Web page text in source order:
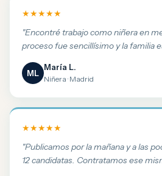
★★★★★
"Encontré trabajo como niñera en
proceso fue sencillísimo y la familia
ML
María L.
Niñera · Madrid
★★★★★
"Publicamos por la mañana y a las
12 candidatas. Contratamos ese